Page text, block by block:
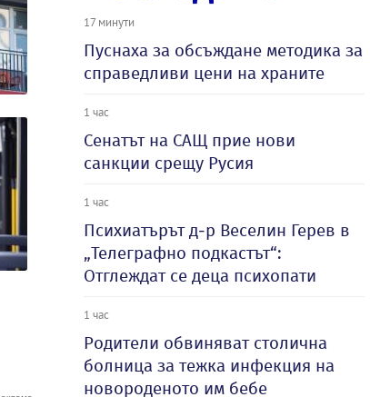
17 минути
Пуснаха за обсъждане методика за
справедливи цени на храните
1 час
Сенатът на САЩ прие нови
санкции срещу Русия
1 час
Психиатърът д-р Веселин Герев в
„Телеграфно подкастът“:
Отглеждат се деца психопати
1 час
Родители обвиняват столична
болница за тежка инфекция на
новороденото им бебе